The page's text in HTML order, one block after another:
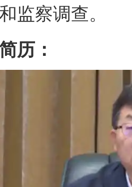
监察调查。
：